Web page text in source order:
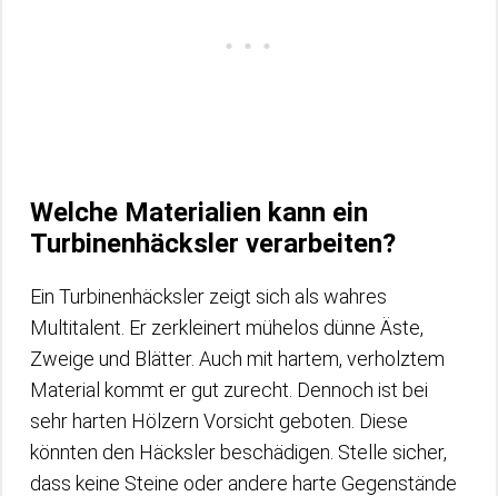
Welche Materialien kann ein
Turbinenhäcksler verarbeiten?
Ein Turbinenhäcksler zeigt sich als wahres
Multitalent. Er zerkleinert mühelos dünne Äste,
Zweige und Blätter. Auch mit hartem, verholztem
Material kommt er gut zurecht. Dennoch ist bei
sehr harten Hölzern Vorsicht geboten. Diese
könnten den Häcksler beschädigen. Stelle sicher,
dass keine Steine oder andere harte Gegenstände